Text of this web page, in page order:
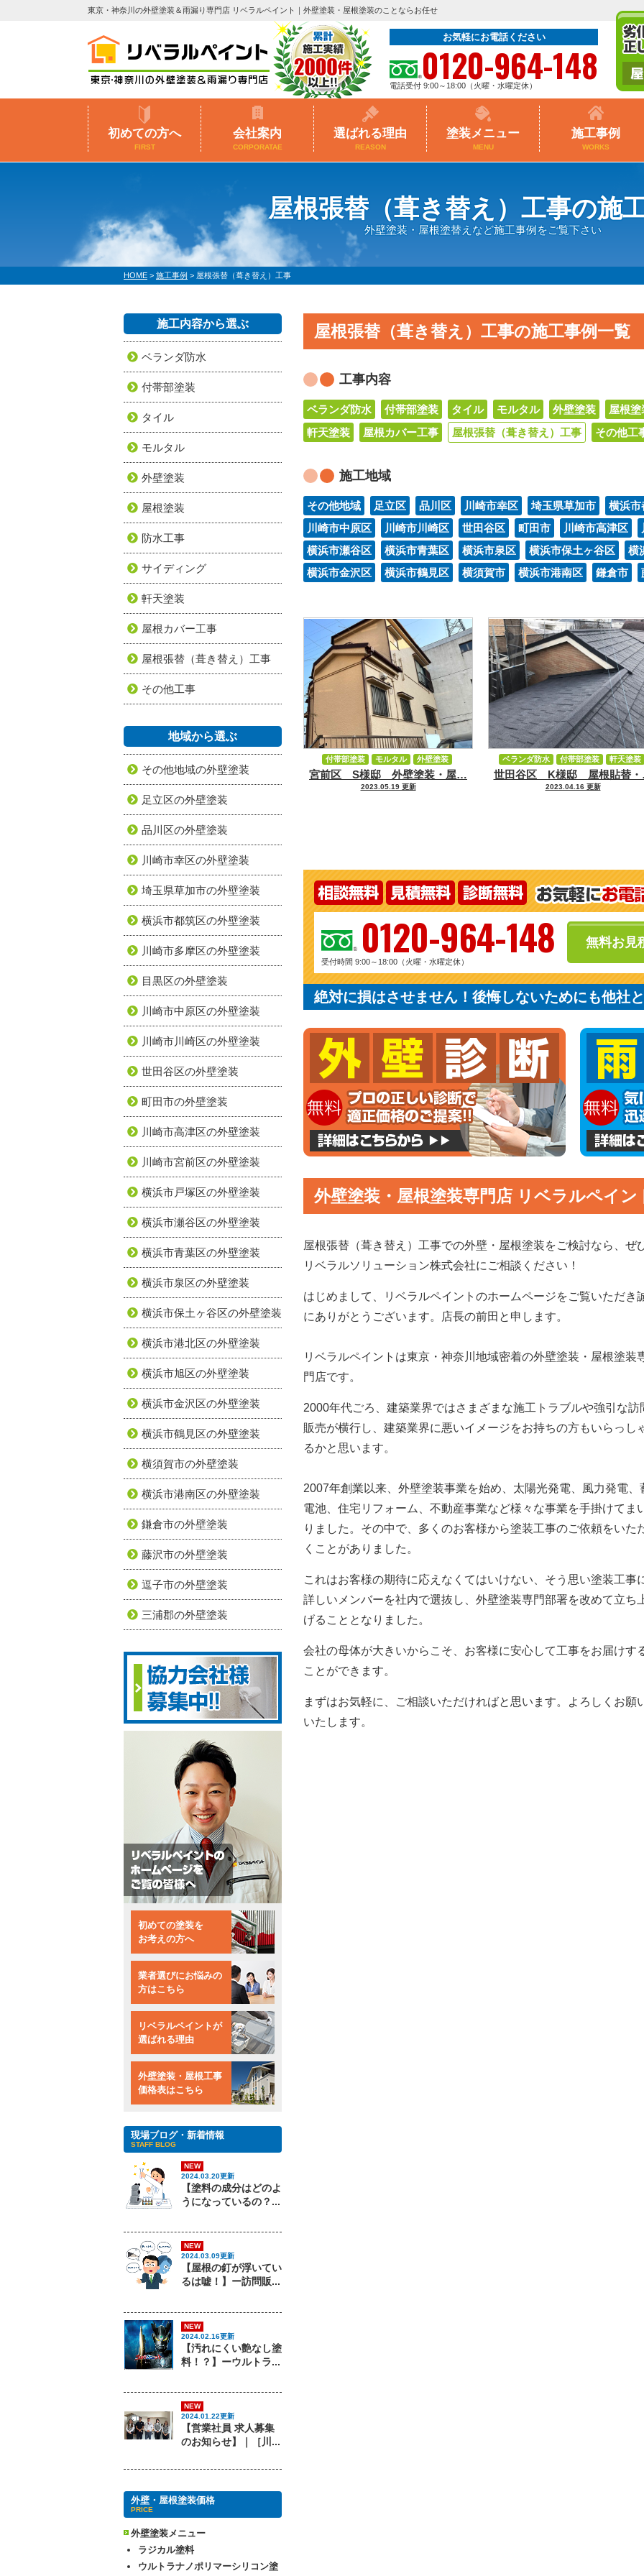
東京・神奈川の外壁塗装＆雨漏り専門店 リベラルペイント｜外壁塗装・屋根塗装のことならお任せ
お気軽にお電話ください
0120-964-148
電話受付 9:00～18:00（火曜・水曜定休）
初めての方へ
FIRST
会社案内
CORPORATAE
選ばれる理由
REASON
塗装メニュー
MENU
施工事例
WORKS
屋根張替（葺き替え）工事の施
外壁塗装・屋根塗替えなど施工事例をご覧下さい
HOME > 施工事例 > 屋根張替（葺き替え）工事
屋根張替（葺き替え）工事の施工事例一覧
工事内容
ベランダ防水 付帯部塗装 タイル モルタル 外壁塗装
屋根塗
軒天塗装
屋根カバー工事 屋根張替（葺き替え）工事 その他工
施工地域
その他地域 足立区 品川区 川崎市幸区 埼玉県草加市
横浜市
川崎市中原区
川崎市川崎区 世田谷区 町田市 川崎市高津区
横浜市瀬谷区
横浜市青葉区 横浜市泉区 横浜市保土ヶ谷区
横
横浜市金沢区
横浜市鶴見区 横須賀市 横浜市港南区 鎌倉市
宮前区 S様邸 外壁塗装・屋…
2023.05.19 更新
付帯部塗装 モルタル
外壁塗装
屋根張替（葺き替え）工事
世田谷区 K様邸 屋根貼替
2023.04.16 更新
ベランダ防水 付帯部塗装
軒天塗装
屋根張替（葺き替え）工事
0120-964-148
受付時間 9:00～18:00（火曜・水曜定休）
無料お見
絶対に損はさせません！後悔しないためにも他社
外壁塗装・屋根塗装専門店 リベラルペイ
屋根張替（葺き替え）工事での外壁・屋根塗装をご検討なら、ぜ
リベラルソリューション株式会社にご相談ください！
はじめまして、リベラルペイントのホームページをご覧いただき
にありがとうございます。
店長の前田と申します。
リベラルペイントは東京・神奈川地域密着の外壁塗装・屋根塗装
門店です。
2000年代ごろ、建築業界ではさまざまな施工トラブルや強引な訪
販売が横行し、建築業界に悪いイメージをお持ちの方もいらっし
るかと思います。
2007年創業以来、外壁塗装事業を始め、太陽光発電、風力発電、
電池、住宅リフォーム、不動産事業など様々な事業を手掛けてま
りました。 その中で、多くのお客様から塗装工事のご依頼をいた
くことがありました。
これはお客様の期待に応えなくてはいけない、そう思い塗装工事
詳しいメンバーを社内で選抜し、外壁塗装専門部署を改めて立ち
げることとなりました。
会社の母体が大きいからこそ、お客様に安心して工事をお届けす
ことができます。
まずはお気軽に、ご相談いただければと思います。よろしくお願
いたします。
施工内容から選ぶ
ベランダ防水
付帯部塗装
タイル
モルタル
外壁塗装
屋根塗装
防水工事
サイディング
軒天塗装
屋根カバー工事
屋根張替（葺き替え）工事
その他工事
地域から選ぶ
その他地域の外壁塗装
足立区の外壁塗装
品川区の外壁塗装
川崎市幸区の外壁塗装
埼玉県草加市の外壁塗装
横浜市都筑区の外壁塗装
川崎市多摩区の外壁塗装
目黒区の外壁塗装
川崎市中原区の外壁塗装
川崎市川崎区の外壁塗装
世田谷区の外壁塗装
町田市の外壁塗装
川崎市高津区の外壁塗装
川崎市宮前区の外壁塗装
横浜市戸塚区の外壁塗装
横浜市瀬谷区の外壁塗装
横浜市青葉区の外壁塗装
横浜市泉区の外壁塗装
横浜市保土ヶ谷区の外壁塗装
横浜市港北区の外壁塗装
横浜市旭区の外壁塗装
横浜市金沢区の外壁塗装
横浜市鶴見区の外壁塗装
横須賀市の外壁塗装
横浜市港南区の外壁塗装
鎌倉市の外壁塗装
藤沢市の外壁塗装
逗子市の外壁塗装
三浦郡の外壁塗装
初めての塗装を
お考えの方へ
業者選びにお悩みの
方はこちら
リベラルペイントが
選ばれる理由
外壁塗装・屋根工事
価格表はこちら
現場ブログ・新着情報
STAFF BLOG
NEW
2024.03.20更新
【塗料の成分はどのよ
うになっているの？...
NEW
2024.03.09更新
【屋根の釘が浮いてい
るは嘘！】ー訪問販...
NEW
2024.02.16更新
【汚れにくい艶なし塗
料！？】ーウルトラ...
NEW
2024.01.22更新
【営業社員 求人募集
のお知らせ】｜［川...
外壁・屋根塗装価格
PRICE
外壁塗装メニュー
ラジカル塗料
ウルトラナノポリマーシリコン塗